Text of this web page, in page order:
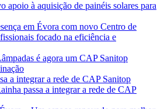
apoio à aquisição de painéis solares para
em Évora com novo Centro de
focado na eficiência e
é agora um CAP Sanitop
a integrar a rede de CAP Sanitop
passa a integrar a rede de CAP